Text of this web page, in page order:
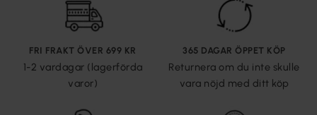
FRI FRAKT ÖVER 699 KR
1-2 vardagar (lagerförda
varor)
365 DAGAR ÖPPET KÖP
Returnera om du inte skulle
vara nöjd med ditt köp